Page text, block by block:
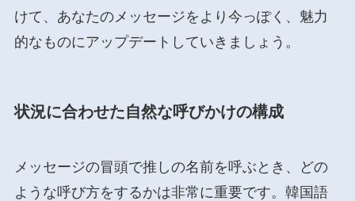
けて、あなたのメッセージをより今っぽく、魅力
的なものにアップデートしていきましょう。
状況に合わせた自然な呼びかけの構成
メッセージの冒頭で推しの名前を呼ぶとき、どの
ような呼び方をするかは非常に重要です。韓国語